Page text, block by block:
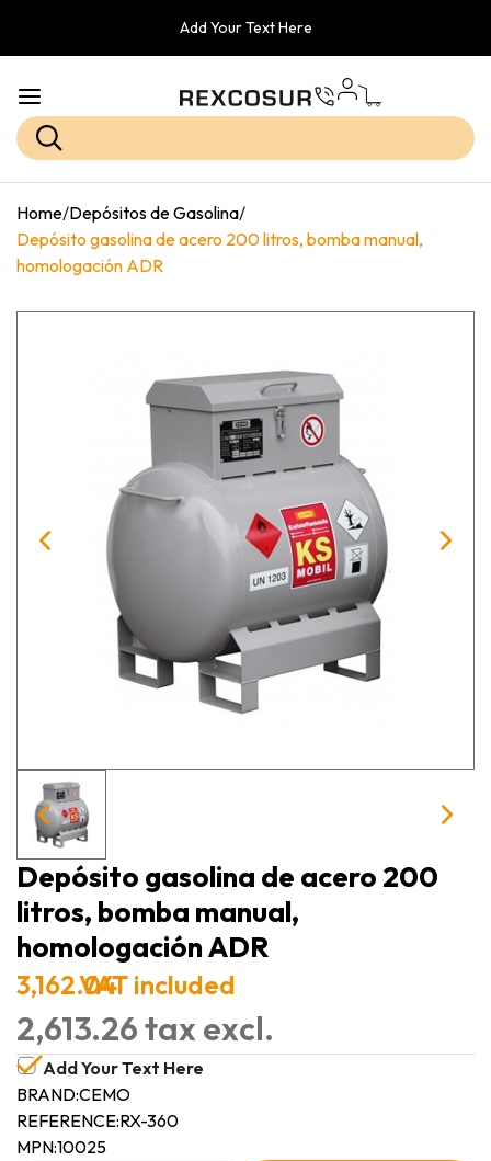
Add Your Text Here
Home/Depósitos de Gasolina/
Depósito gasolina de acero 200 litros, bomba manual,
homologación ADR
Depósito gasolina de acero 200
litros, bomba manual,
homologación ADR
3,162.04VAT included
2,613.26 tax excl.
Add Your Text Here
BRAND:CEMO
REFERENCE:RX-360
MPN:10025